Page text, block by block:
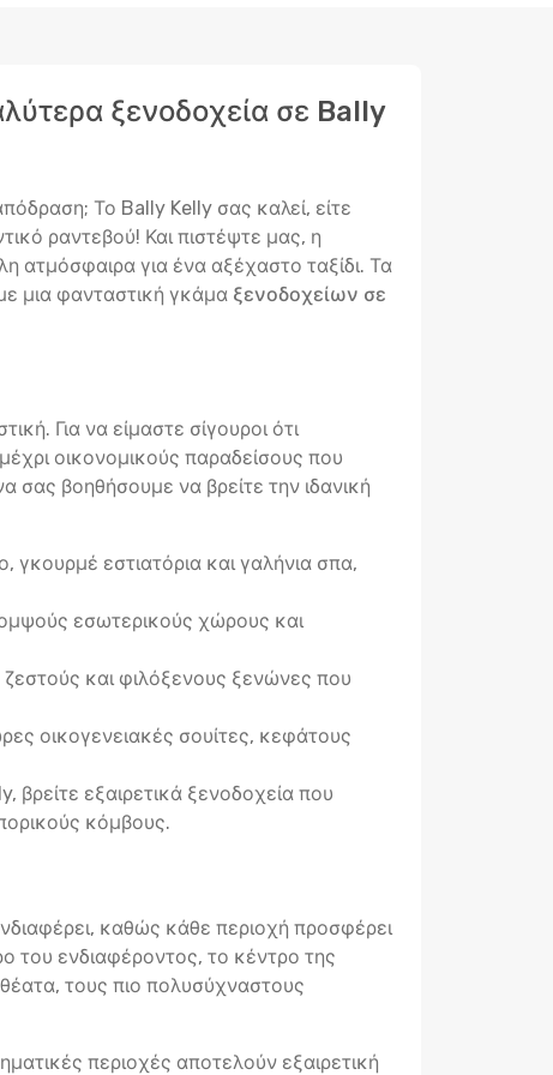
ξενοδοχεία σε Bally
Το Bally Kelly σας καλεί, είτε
ραντεβού! Και πιστέψτε μας, η
ατμόσφαιρα για ένα αξέχαστο ταξίδι. Τα
μια φανταστική γκάμα ξενοδοχείων σε
Για να είμαστε σίγουροι ότι
οικονομικούς παραδείσους που
σας βοηθήσουμε να βρείτε την ιδανική
εστιατόρια και γαλήνια σπα,
εσωτερικούς χώρους και
και φιλόξενους ξενώνες που
οικογενειακές σουίτες, κεφάτους
βρείτε εξαιρετικά ξενοδοχεία που
κόμβους.
καθώς κάθε περιοχή προσφέρει
του ενδιαφέροντος, το κέντρο της
τους πιο πολυσύχναστους
περιοχές αποτελούν εξαιρετική